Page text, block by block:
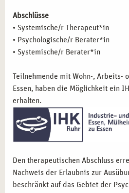
ihre berufliche Praxis suchen:
Berufstätige aus sozialen,
psychologischen Arbeitsfeldern
Einsteiger in die Beratungs-
systemische Kompetenz
Lehrende, Trainer und Coaches,
ganzheitlich begleiten wollen.
Pädagogische Fachkräfte, die
Konfliktkompetenz erweitern
Wachstum,die systemische
beruflich nutzen wollen.
Abschlüsse
• Systemische/r Therapeut*in
• Psychologische/r Berater*in
• Systemische/r Berater*in
Teilnehmende mit Wohn-, Arbeits-
Essen, haben die Möglichkeit ein
erhalten.
Den therapeutischen Abschluss
Nachweis der Erlaubnis zur
beschränkt auf das Gebiet der